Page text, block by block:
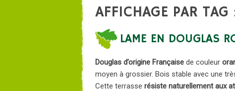
AFFICHAGE PAR
LAME EN DOUGLAS
Douglas d’origine Française de couleur
moyen à grossier. Bois stable avec une
Cette terrasse résiste naturellement aux